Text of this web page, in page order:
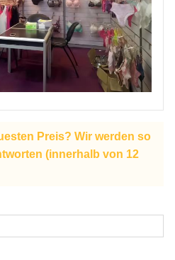
Preis? Wir werden so
(innerhalb von 12